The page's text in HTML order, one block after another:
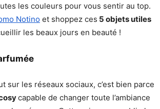
les couleurs pour vous sentir au top.
Notino et shoppez ces 5 objets utiles
les beaux jours en beauté !
sur les réseaux sociaux, c’est bien parce
capable de changer toute l’ambiance